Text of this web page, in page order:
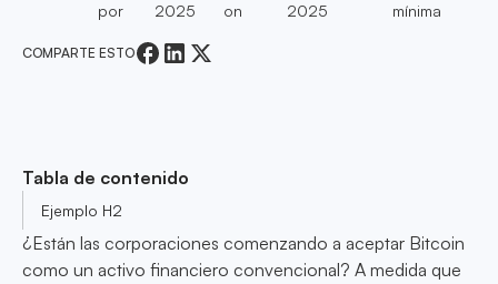
por
2025
on
2025
mínima
COMPARTE ESTO
Tabla de contenido
Ejemplo H2
¿Están las corporaciones comenzando a aceptar Bitcoin
como un activo financiero convencional? A medida que